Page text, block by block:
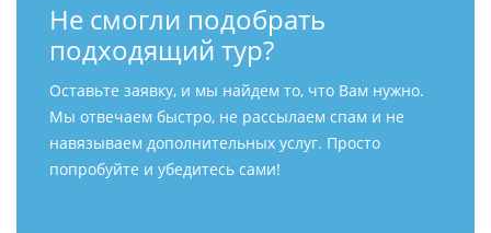
Не смогли подобрать
подходящий тур?
Оставьте заявку, и мы найдем то, что Вам нужно.
Мы отвечаем быстро, не рассылаем спам и не
навязываем дополнительных услуг. Просто
попробуйте и убедитесь сами!